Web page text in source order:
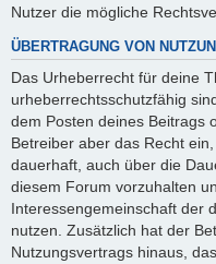
Nutzer die mögliche
ÜBERTRAGUNG VON
Das Urheberrecht für deine
urheberrechtsschutzfähig
dem Posten deines Beitrags
Betreiber aber das Recht
dauerhaft, auch über die
diesem Forum vorzuhalten
Interessengemeinschaft der
nutzen. Zusätzlich hat der
Nutzungsvertrags hinaus,